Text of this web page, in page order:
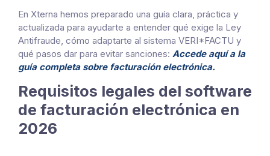
En Xterna hemos preparado una guía clara, práctica y
actualizada para ayudarte a entender qué exige la Ley
Antifraude, cómo adaptarte al sistema VERI*FACTU y
qué pasos dar para evitar sanciones: Accede aquí a la
guía completa sobre facturación electrónica.
Requisitos legales del software
de facturación electrónica en
2026